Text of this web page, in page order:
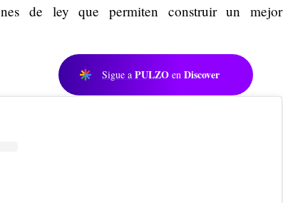
de ley que permiten construir un
Sigue a PULZO en Discover